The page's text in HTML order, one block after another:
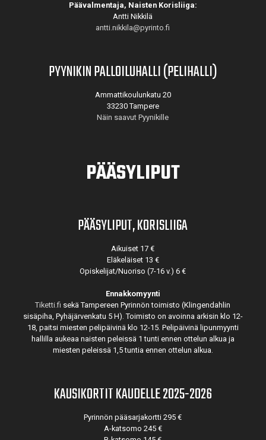
Päävalmentaja, Naisten Korisliiga:
Antti Nikkilä
antti.nikkila@pyrinto.fi
PYYNIKIN PALLOILUHALLI (PELIHALLI)
Ammattikoulunkatu 20
33230 Tampere
Näin saavut Pyynikille
PÄÄSYLIPUT
PÄÄSYLIPUT, KORISLIIGA
Aikuiset 17 €
Eläkeläiset 13 €
Opiskelijat/Nuoriso (7-16 v.) 6 €
Ennakkomyynti
Tiketti.fi sekä Tampereen Pyrinnön toimisto (Klingendahlin
sisäpiha, Pyhäjärvenkatu 5 H). Toimisto on avoinna arkisin klo 12-
18, paitsi miesten pelipäivinä klo 12-15. Pelipäivinä lipunmyynti
hallilla aukeaa naisten peleissä 1 tunti ennen ottelun alkua ja
miesten peleissä 1,5 tuntia ennen ottelun alkua.
KAUSIKORTIT KAUDELLE 2025-2026
Pyrinnön pääsarjakortti 295 €
A-katsomo 245 €